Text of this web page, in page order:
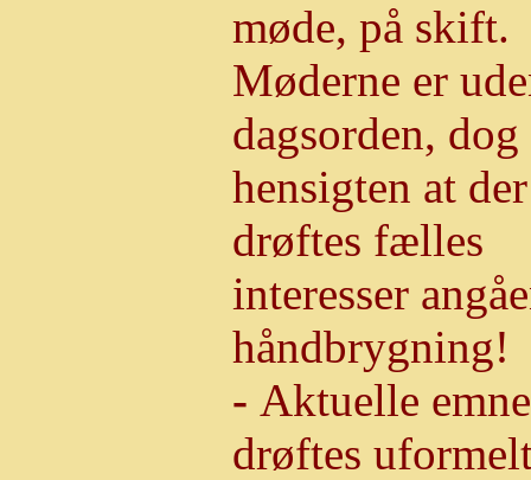
møde, på skift.
Møderne er
dagsorden, dog
hensigten at der
drøftes fælles
interesser
håndbrygning!
- Aktuelle
drøftes